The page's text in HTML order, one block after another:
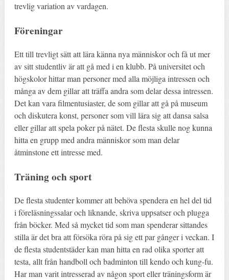
trevlig variation av vardagen.
Föreningar
Ett till trevligt sätt att lära känna nya människor och få ut mer
av sitt studentliv är att gå med i en klubb. På universitet och
högskolor hittar man personer med alla möjliga intressen och
många av dem gillar att träffa andra som delar dessa intressen.
Det kan vara filmentusiaster, de som gillar att gå på museum
och diskutera konst, personer som vill lära sig att dansa salsa
eller gillar att spela poker på nätet. De flesta skulle nog kunna
hitta en grupp med andra människor som man delar
åtminstone ett intresse med.
Träning och sport
De flesta studenter kommer att behöva spendera en hel del tid
i föreläsningssalar och liknande, skriva uppsatser och plugga
från böcker. Med så mycket tid som man spenderar sittandes
stilla är det bra att försöka röra på sig ett par gånger i veckan. I
de flesta studentstäder kan man hitta en rad olika sporter att
testa, allt från handboll och badminton till kendo och kung-fu.
Har man varit intresserad av någon sport eller träningsform är